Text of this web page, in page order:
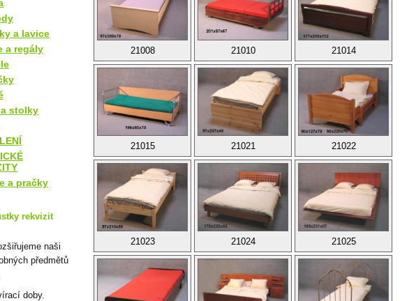
a lavice
a regály
stolky
a pračky
rekvizit
naši
předmětů
doby.
21008 21010 21014
21015 21021 21022
21023 21024 21025